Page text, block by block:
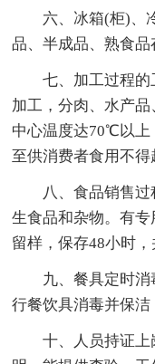
六、冰箱(柜)、
品、半成品、熟食品
七、加工过程
加工，分肉、水产品
中心温度达70℃以上
至供消费者食用不得
八、食品销售
生食品和杂物。有
留样，保存48小时，
九、餐具定时
行餐饮具消毒并保洁
十、人员持证